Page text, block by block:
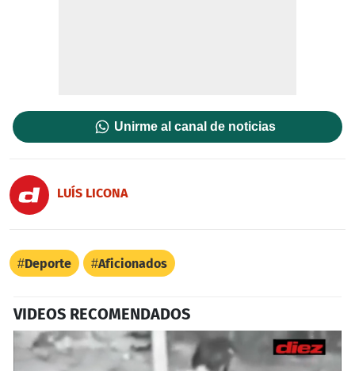
Unirme al canal de noticias
LUÍS LICONA
Deporte Aficionados
VIDEOS RECOMENDADOS